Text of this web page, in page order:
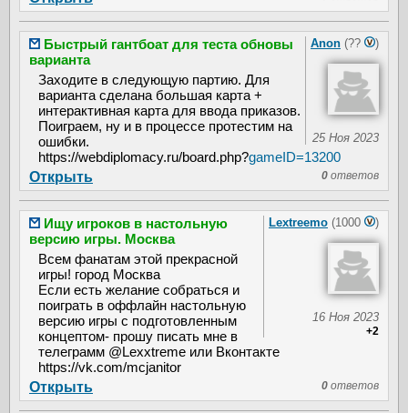
Anon (?? )
25 Ноя 2023
Быстрый гантбоат для теста обновы
варианта
Заходите в следующую партию. Для
варианта сделана большая карта +
интерактивная карта для ввода приказов.
Поиграем, ну и в процессе протестим на
ошибки.
https://webdiplomacy.ru/board.php?gameID=13200
0 ответов
Открыть
Lextreemo (1000 )
16 Ноя 2023
+2
Ищу игроков в настольную
версию игры. Москва
Всем фанатам этой прекрасной
игры! город Москва
Если есть желание собраться и
поиграть в оффлайн настольную
версию игры с подготовленным
концептом- прошу писать мне в
телеграмм @Lexxtreme или Вконтакте
https://vk.com/mcjanitor
0 ответов
Открыть